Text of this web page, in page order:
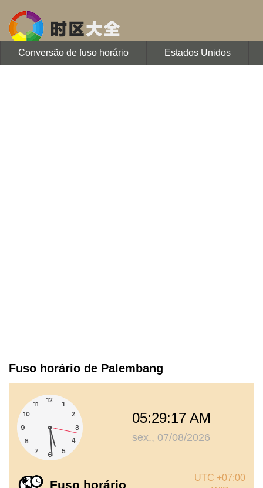
Conversão de fuso horário Estados Unidos
Fuso horário de Palembang
05:29:17 AM
sex., 07/08/2026
Fuso horário
UTC +07:00